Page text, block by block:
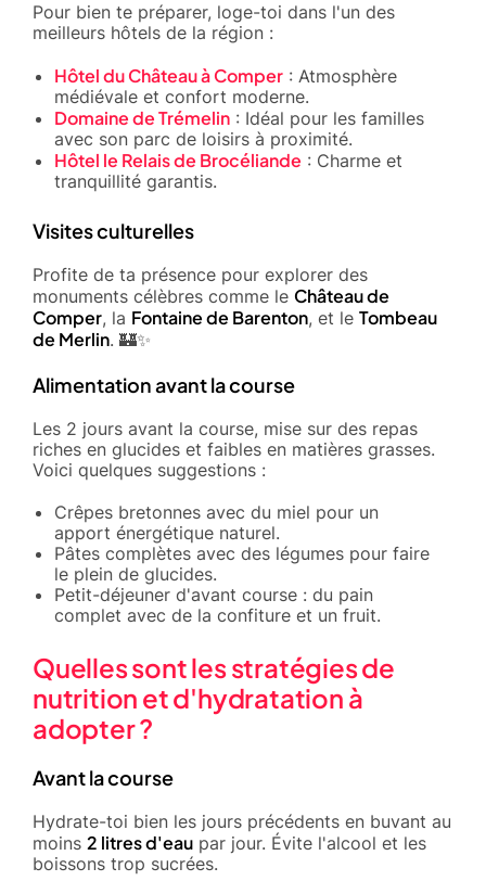
Pour bien te préparer, loge-toi dans l'un des
meilleurs hôtels de la région :
Hôtel du Château à Comper : Atmosphère
médiévale et confort moderne.
Domaine de Trémelin : Idéal pour les familles
avec son parc de loisirs à proximité.
Hôtel le Relais de Brocéliande : Charme et
tranquillité garantis.
Visites culturelles
Profite de ta présence pour explorer des
monuments célèbres comme le Château de
Comper, la Fontaine de Barenton, et le Tombeau
de Merlin. 🏰✨
Alimentation avant la course
Les 2 jours avant la course, mise sur des repas
riches en glucides et faibles en matières grasses.
Voici quelques suggestions :
Crêpes bretonnes avec du miel pour un
apport énergétique naturel.
Pâtes complètes avec des légumes pour faire
le plein de glucides.
Petit-déjeuner d'avant course : du pain
complet avec de la confiture et un fruit.
Quelles sont les stratégies de
nutrition et d'hydratation à
adopter ?
Avant la course
Hydrate-toi bien les jours précédents en buvant au
moins 2 litres d'eau par jour. Évite l'alcool et les
boissons trop sucrées.